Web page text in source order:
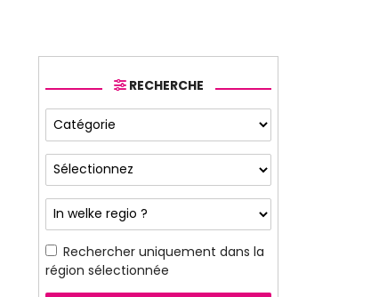
RECHERCHE
Rechercher uniquement dans la
région sélectionnée